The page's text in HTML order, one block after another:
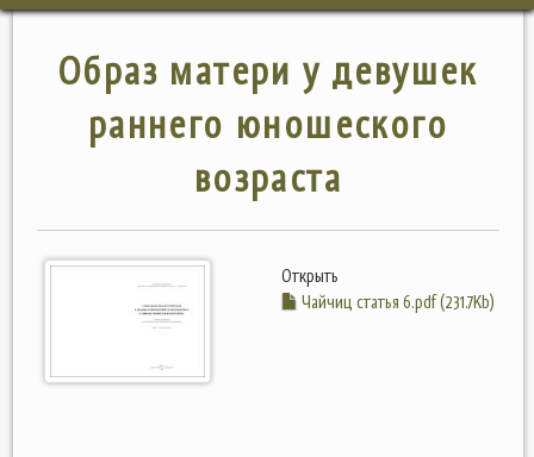
Образ матери у девушек
раннего юношеского
возраста
Открыть
Чайчиц статья 6.pdf (231.7Kb)